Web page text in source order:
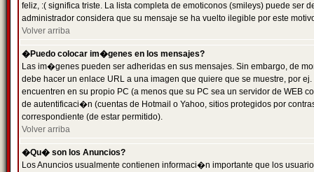
feliz, :( significa triste. La lista completa de emoticonos (smileys) puede
administrador considera que su mensaje se ha vuelto ilegible por este
Volver arriba
�Puedo colocar im�genes en los mensajes?
Las im�genes pueden ser adheridas en sus mensajes. Sin embargo, de
debe hacer un enlace URL a una imagen que quiere que se muestre, por
encuentren en su propio PC (a menos que su PC sea un servidor de
de autentificaci�n (cuentas de Hotmail o Yahoo, sitios protegidos por
correspondiente (de estar permitido).
Volver arriba
�Qu� son los Anuncios?
Los Anuncios usualmente contienen informaci�n importante que los